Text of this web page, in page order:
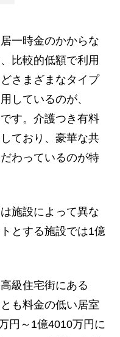
一時金のかからな
比較的低額で利用
さまざまなタイプ
しているのが、
す。介護つき有料
ており、豪華な共
わっているのが特
施設によって異な
とする施設では1億
級住宅街にある
も料金の低い居室
円～1億4010万円に